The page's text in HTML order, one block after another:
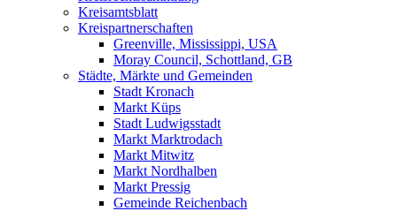
Kreisamtsblatt
Kreispartnerschaften
Greenville, Mississippi, USA
Moray Council, Schottland, GB
Städte, Märkte und Gemeinden
Stadt Kronach
Markt Küps
Stadt Ludwigsstadt
Markt Marktrodach
Markt Mitwitz
Markt Nordhalben
Markt Pressig
Gemeinde Reichenbach